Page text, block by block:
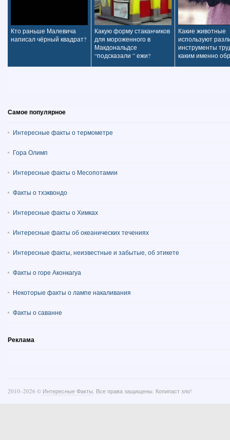
Кто раньше Малевича
написал чёрный квадрат?
Какую форму стаканчиков
для мороженного в
Макдональдсе
“подсказали ” ежи?
Какие животные
используют
инструменты
каким именно
Самое популярное
Интересные факты о термометре
Гора Олимп
Интересные факты о Месопотамии
Факты о тхэквондо
Интересные факты о Химках
Интересные факты об океанических течениях
Интересные факты, неизвестные и забытые, об этикете
Факты о горе Аконкагуа
Некоторые факты о лампе накаливания
Факты о саванне
Реклама
2010–2026 © Интересные Факты. Все права защищены. Копипаст зло!